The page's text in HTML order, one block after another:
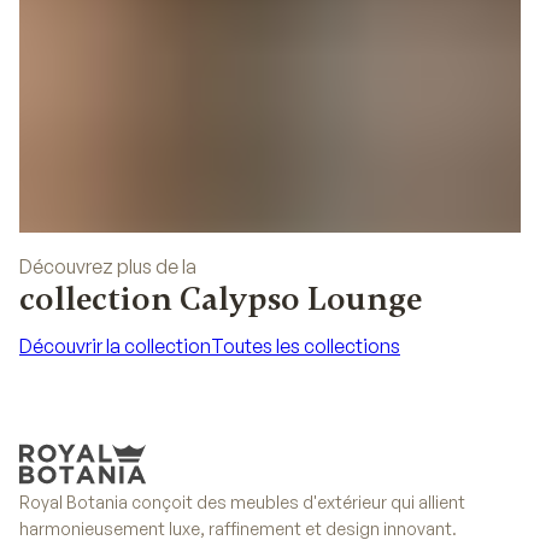
Découvrez plus de la
collection Calypso Lounge
Découvrir la collectionToutes les collections
Royal Botania conçoit des meubles d'extérieur qui allient
harmonieusement luxe, raffinement et design innovant.